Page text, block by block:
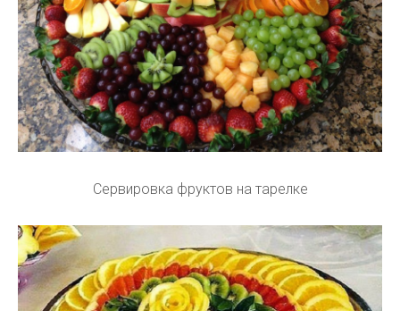
Сервировка фруктов на тарелке